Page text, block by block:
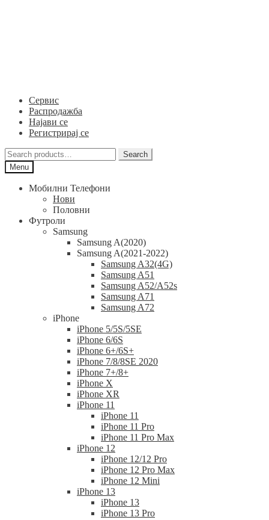
Сервис
Распродажба
Најави се
Регистрирај се
Search
for:
Search
Menu
Мобилни Телефони
Нови
Половни
Футроли
Samsung
Samsung A(2020)
Samsung A(2021-2022)
Samsung A32(4G)
Samsung A51
Samsung A52/A52s
Samsung A71
Samsung A72
iPhone
iPhone 5/5S/5SE
iPhone 6/6S
iPhone 6+/6S+
iPhone 7/8/8SE 2020
iPhone 7+/8+
iPhone X
iPhone XR
iPhone 11
iPhone 11
iPhone 11 Pro
iPhone 11 Pro Max
iPhone 12
iPhone 12/12 Pro
iPhone 12 Pro Max
iPhone 12 Mini
iPhone 13
iPhone 13
iPhone 13 Pro